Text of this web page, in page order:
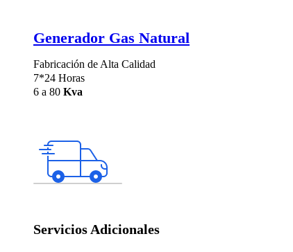
Generador Gas Natural
Fabricación de Alta Calidad
7*24 Horas
6 a 80 Kva
Servicios Adicionales